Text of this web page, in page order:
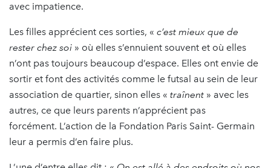
avec impatience.
Les filles apprécient ces sorties, « c’est mieux que de
rester chez soi » où elles s’ennuient souvent et où elles
n’ont pas toujours beaucoup d’espace. Elles ont envie de
sortir et font des activités comme le futsal au sein de leur
association de quartier, sinon elles « traînent » avec les
autres, ce que leurs parents n’apprécient pas
forcément. L’action de la Fondation Paris Saint- Germain
leur a permis d’en faire plus.